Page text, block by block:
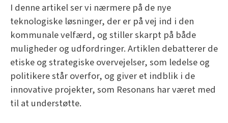
I denne artikel ser vi nærmere på de nye
teknologiske løsninger, der er på vej ind i den
kommunale velfærd, og stiller skarpt på både
muligheder og udfordringer. Artiklen debatterer de
etiske og strategiske overvejelser, som ledelse og
politikere står overfor, og giver et indblik i de
innovative projekter, som Resonans har været med
til at understøtte.